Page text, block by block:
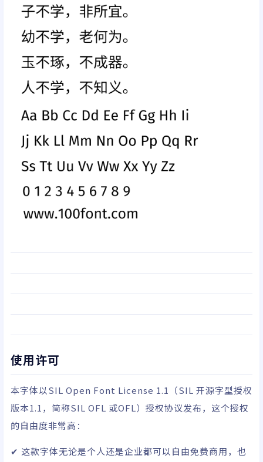
使用许可
本字体以SIL Open Font License 1.1
（SIL 开源字型授权
版本1.1，简称SIL OFL 或OFL）授权协议发布，这个授权
的自由度非常高：
✔ 这款字体无论是个人还是企业都可以自由免费商用，也